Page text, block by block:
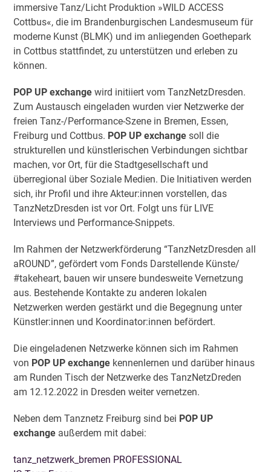
immersive Tanz/Licht Produktion »WILD ACCESS
Cottbus«,die im Brandenburgischen Landesmuseum für
moderne Kunst (BLMK) und im anliegenden Goethepark
in Cottbus stattfindet, zu unterstützen und erleben zu
können.
POP UP exchange wird initiiert vom TanzNetzDresden.
Zum Austausch eingeladen wurden vier Netzwerke der
freien Tanz-/Performance-Szene in Bremen, Essen,
Freiburg und Cottbus. POP UP exchange soll die
strukturellen und künstlerischen Verbindungen sichtbar
machen, vor Ort, für die Stadtgesellschaft und
überregional über Soziale Medien. Die Initiativen werden
sich, ihr Profil und ihre Akteur:innen vorstellen, das
TanzNetzDresden ist vor Ort. Folgt uns für LIVE
Interviews und Performance-Snippets.
Im Rahmen der Netzwerkförderung “TanzNetzDresden all
aROUND”, gefördert vom Fonds Darstellende Künste/
#takeheart, bauen wir unsere bundesweite Vernetzung
aus. Bestehende Kontakte zu anderen lokalen
Netzwerken werden gestärkt und die Begegnung unter
Künstler:innen und Koordinator:innen befördert.
Die eingeladenen Netzwerke können sich im Rahmen
von POP UP exchange kennenlernen und darüber hinaus
am Runden Tisch der Netzwerke des TanzNetzDreden
am 12.12.2022 in Dresden weiter vernetzen.
Neben dem Tanznetz Freiburg sind bei POP UP
exchange außerdem mit dabei:
tanz_netzwerk_bremen PROFESSIONAL